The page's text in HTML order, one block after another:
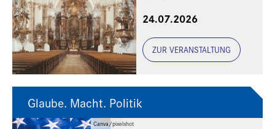
24.07.2026
ZUR VERANSTALTUNG
Canva/pixelshot
Glaube. Macht. Politik